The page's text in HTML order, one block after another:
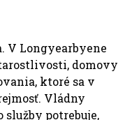
V Longyearbyene
domovy
ktoré sa v
Vládny
služby potrebuje,